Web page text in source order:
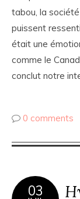
tabou, la
puissent
était une
comme le
conclut notre
0 comments
03